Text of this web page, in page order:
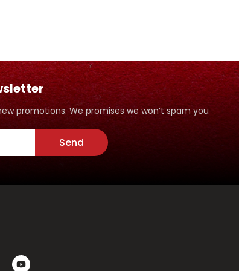
promotions. We promises we won’t spam you
Send